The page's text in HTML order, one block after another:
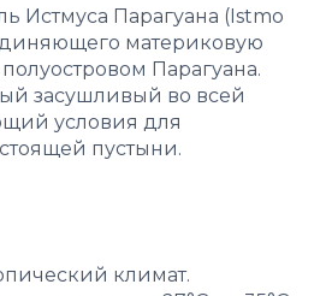
Истмуса Парагуана (Istmo
материковую
Парагуана.
засушливый во всей
условия для
пустыни.
климат.